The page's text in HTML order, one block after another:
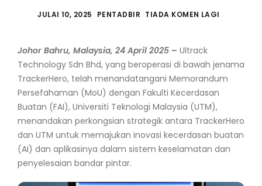
JULAI 10, 2025 PENTADBIR TIADA KOMEN LAGI
Johor Bahru, Malaysia, 24 April 2025 – Ultrack
Technology Sdn Bhd, yang beroperasi di bawah jenama
TrackerHero, telah menandatangani Memorandum
Persefahaman (MoU) dengan Fakulti Kecerdasan
Buatan (FAI), Universiti Teknologi Malaysia (UTM),
menandakan perkongsian strategik antara TrackerHero
dan UTM untuk memajukan inovasi kecerdasan buatan
(AI) dan aplikasinya dalam sistem keselamatan dan
penyelesaian bandar pintar.